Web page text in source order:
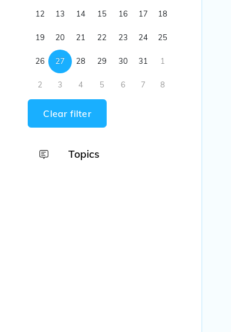
12 13 14 15 16 17 18
19 20 21 22 23 24 25
26 27 28 29 30 31 1
2 3 4 5 6 7 8
Clear filter
Topics